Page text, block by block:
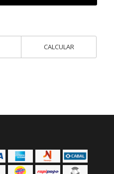
CALCULAR